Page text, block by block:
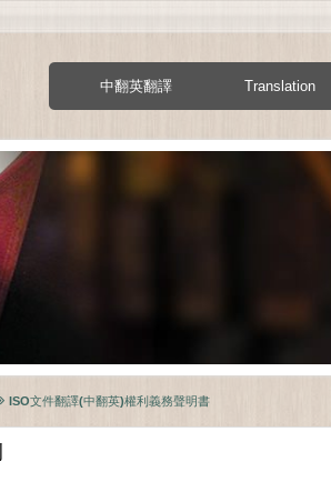
中翻英翻譯 Translation
ISO文件翻譯(中翻英)權利義務聲明書